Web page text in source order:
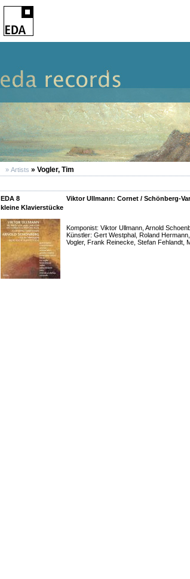
» Artists » Vogler, Tim
EDA 8
Viktor Ullmann: Cornet / Schönberg-
kleine Klavierstücke
Komponist: Viktor Ullmann, Arnold
Künstler: Gert Westphal, Roland
Vogler, Frank Reinecke, Stefan Fehlandt,